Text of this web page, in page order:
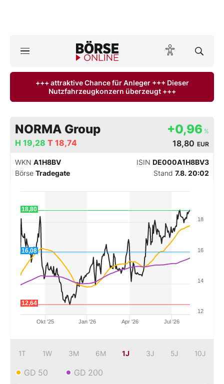
ktuelle Ausgabe BÖRSE ONLINE lesen
Finanz-Check
Abo & Shop
BO-Musterdepots
Experten
Mein B:O
Mein Konto
Folgen Sie uns
+++ attraktive Chance für Anleger +++ Dieser
Nutzfahrzeugkonzern überzeugt +++
NORMA Group +0,96 %
18,80 EUR
H 19,28 T 18,74
WKN A1H8BV ISIN DE000A1H8BV3
Börse Tradegate Stand 7.8. 20:02
Jan '26 Jul '26
Okt '25 Apr '26
12
14
16
18
16,08
12,64
18,80
1T 1W 3M 6M 1J 3J 5J 10J
GD 50 GD 200